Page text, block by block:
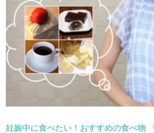
妊娠中に食べたい！おすすめの食べ物